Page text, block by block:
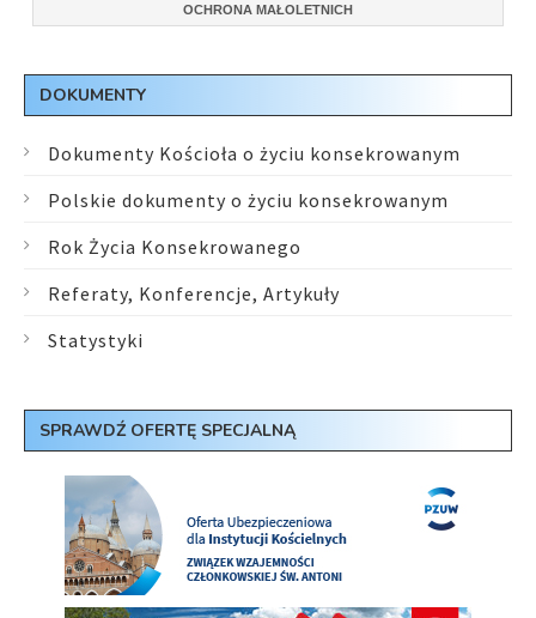
OCHRONA MAŁOLETNICH
DOKUMENTY
Dokumenty Kościoła o życiu konsekrowanym
Polskie dokumenty o życiu konsekrowanym
Rok Życia Konsekrowanego
Referaty, Konferencje, Artykuły
Statystyki
SPRAWDŹ OFERTĘ SPECJALNĄ